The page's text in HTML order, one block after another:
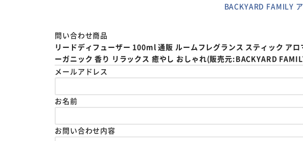
BACKYARD FAMILY
問い合わせ商品
リードディフューザー 100ml 通販 ルームフレグランス スティック ア
ーガニック 香り リラックス 癒やし おしゃれ(販売元:BACKYARD
メールアドレス
お名前
お問い合わせ内容